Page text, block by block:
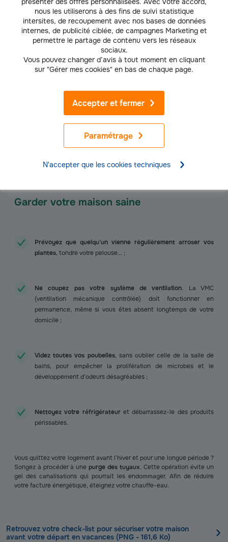
nous les utiliserons à des fins de suivi statistique
intersites, de recoupement avec nos bases de données
internes, de publicité ciblée, de campagnes Marketing et
permettre le partage de contenu vers les réseaux
sociaux.
Vous pouvez changer d’avis à tout moment en cliquant
sur "Gérer mes cookies" en bas de chaque page.
Paramétrage
Accepter et fermer
N'accepter que les cookies techniques
machine à laver, fer à lisser, télévision… En plus d’éviter un
sinistre, vous faites des économies d’énergie ;
Rangez vos produits inflammables (bombes à aérosol, produits
de nettoyage, colle, alcool, etc.) loin de toute source de
Installez desdétecteurs de fuméeconnectés.
Si vous avez un animal de compagnie et que vous comptez le laisser
susceptible d’abîmer se trouvent hors de sa portée. Éloignez tout ce
qui est dangereux pour lui : produits ménagers, aliments toxiques…
Garder votre maison saine
Prévoyez que quelqu’un vienne régulièrement arroser vos
plantes, tondre votre pelouse... ;
Ne coupez pas votre système de ventilation. La VMC
(ventilation mécanique contrôlée) doit fonctionner en
permanence, même si vous êtes absent longtemps de votre
domicile ;
Videz toutes vos poubelles, sans oublier celle de la salle de
bains, pour empêcher la prolifération de microbes et le
développement d’odeurs désagréables ;
Nettoyez votre réfrigérateuret débarrassez-le des produits
périssables.
Vous quittez votre logement avant l’hiver et pour une longue période ?
Songez à procéder à unepurge des tuyaux. Cette opération évite un
gel des canalisations qui pourrait les endommager. Afin de réduire
votre facture énergétique, éteignez votre chauffe-eau.
Retrouvez votre check-list pour sécuriser votre maison
avant votre départ en vacances (PNG - 161,6 Ko)